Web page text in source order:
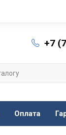
+7
Оплата